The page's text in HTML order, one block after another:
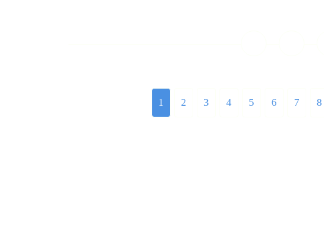
1 2 3 4 5 6 7 8